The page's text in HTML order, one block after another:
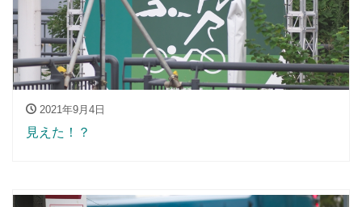
2021年9月4日
見えた！？